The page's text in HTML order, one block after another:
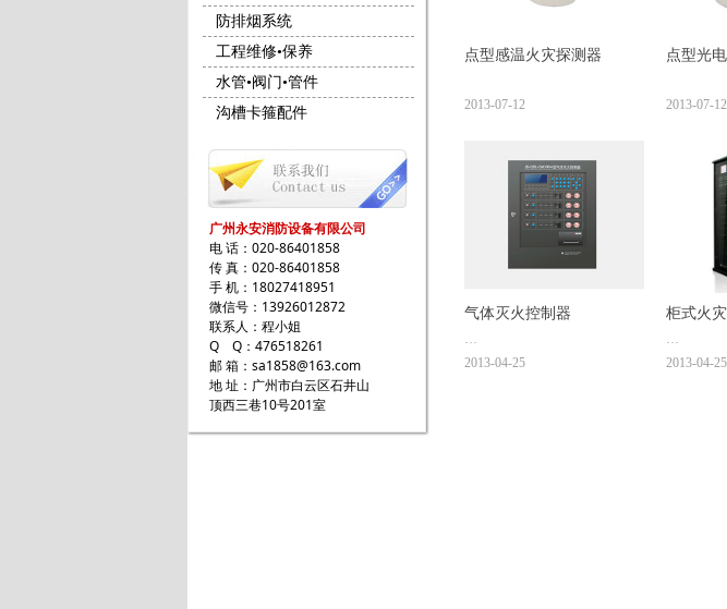
点型感温火灾探测器
2013-07-12
点型光
2013-07-12
气体灭火控制器
2013-04-25
柜式火
型)
览馆、图
2013-04-25
防排烟系统
工程维修•保养
水管•阀门•管件
沟槽卡箍配件
广州永安消防设备有限公司
电 话：020-86401858
传 真：020-86401858
手 机：18027418951
微信号：13926012872
联系人：程小姐
Q Q：476518261
邮 箱：sa1858@163.com
地 址：广州市白云区石井山
顶西三巷10号201室